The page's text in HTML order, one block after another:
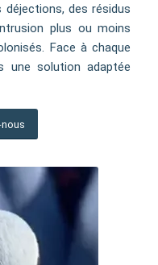
déjections, des résidus
plus ou moins
Face à chaque
une solution adaptée